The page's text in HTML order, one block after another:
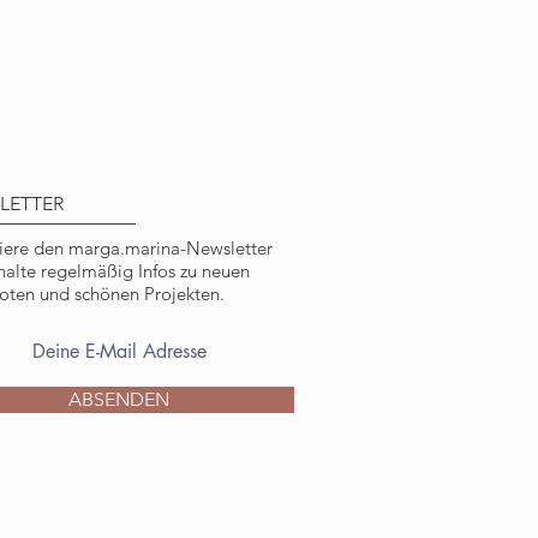
den marga.marina-Newsletter
regelmäßig Infos zu neuen
und schönen Projekten.
ABSENDEN